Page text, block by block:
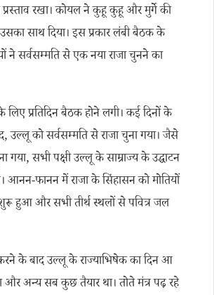
प्रस्ताव रखा। कोयल ने कुहू कुहू और मुर्गे की
साथ दिया। इस प्रकार लंबी बैठक के
ने सर्वसम्मति से एक नया राजा चुनने का
प्रतिदिन बैठक होने लगी। कई दिनों के
उल्लू को सर्वसम्मति से राजा चुना गया। जैसे
गया, सभी पक्षी उल्लू के साम्राज्य के उद्घाटन
आनन-फानन में राजा के सिंहासन को मोतियों
हुआ और सभी तीर्थ स्थलों से पवित्र जल
करने के बाद उल्लू के राज्याभिषेक का दिन आ
और अन्य सब कुछ तैयार था। तोते मंत्र पढ़ रहे